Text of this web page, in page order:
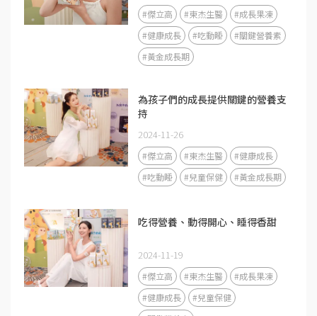
#傑立高 #東杰生醫
#成長果凍
#健康成長
#吃動睡
#關鍵營養素
#黃金成長期
為孩子們的成長提供關鍵的營養支
持
2024-11-26
#傑立高 #東杰生醫
#健康成長
#吃動睡
#兒童保健 #黃金成長期
吃得營養、動得開心、睡得香甜
2024-11-19
#傑立高 #東杰生醫
#成長果凍
#健康成長
#兒童保健